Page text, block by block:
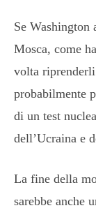
Se Washington
Mosca, come
volta
probabilmente
di un test
dell’Ucraina e
La fine della
sarebbe anche